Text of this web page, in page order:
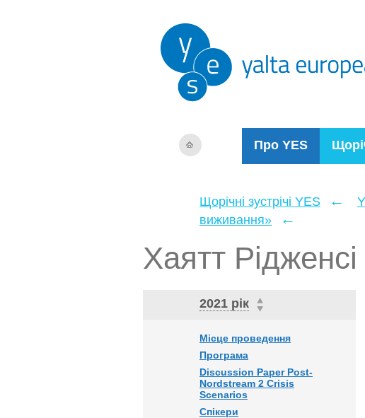
Про YES
Щорічні зустрічі YES ←
виживання»
←
Хаятт Рідженсі
2021 рік
Місце проведення
Програма
Discussion Paper Post-
Nordstream 2 Crisis
Scenarios
Спікери